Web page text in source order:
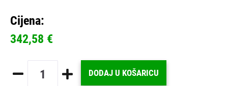
Cijena:
342,58 €
DODAJ U KOŠARICU